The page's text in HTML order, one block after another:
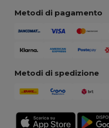
Metodi di pagamento
Metodi di spedizione